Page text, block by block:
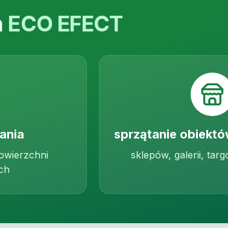
ECO EFECT
sprzątanie
sklepów, galerii,